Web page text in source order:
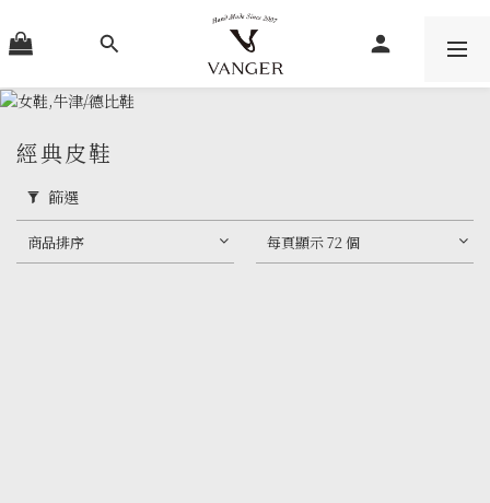
經典皮鞋
篩選
商品排序 每頁顯示 72 個